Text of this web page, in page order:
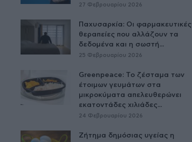
27 Φεβρουαρίου 2026
Παχυσαρκία: Οι φαρμακευτικές
θεραπείες που αλλάζουν τα
δεδομένα και η σωστή...
25 Φεβρουαρίου 2026
Greenpeace: Το ζέσταμα των
έτοιμων γευμάτων στα
μικροκύματα απελευθερώνει
εκατοντάδες χιλιάδες...
24 Φεβρουαρίου 2026
Ζήτημα δημόσιας υγείας η